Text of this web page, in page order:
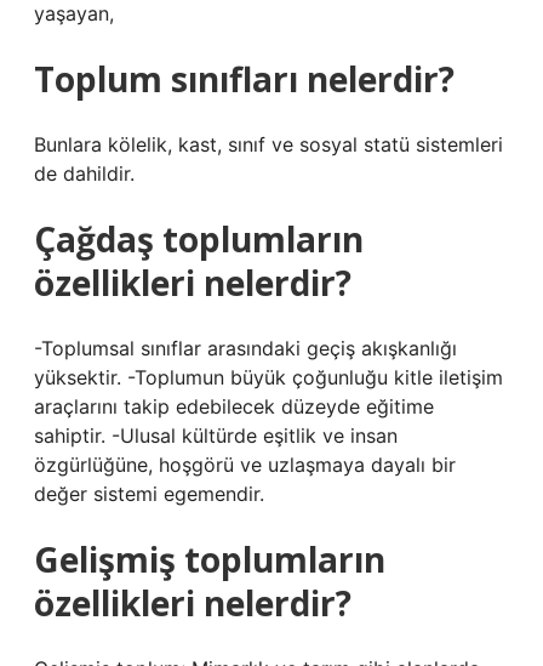
yaşayan,
Toplum sınıfları nelerdir?
Bunlara kölelik, kast, sınıf ve sosyal statü sistemleri
de dahildir.
Çağdaş toplumların
özellikleri nelerdir?
-Toplumsal sınıflar arasındaki geçiş akışkanlığı
yüksektir. -Toplumun büyük çoğunluğu kitle iletişim
araçlarını takip edebilecek düzeyde eğitime
sahiptir. -Ulusal kültürde eşitlik ve insan
özgürlüğüne, hoşgörü ve uzlaşmaya dayalı bir
değer sistemi egemendir.
Gelişmiş toplumların
özellikleri nelerdir?